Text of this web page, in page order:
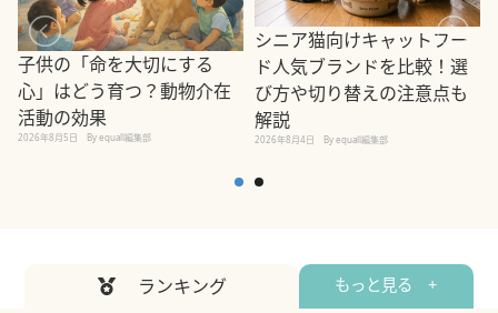
子供の「命を大切にする
心」はどう育つ？動物介在
活動の効果
2026年8月5日 By equall編集部
シニア猫向けキャットフー
ド人気ブランドを比較！選
び方や切り替えの注意点も
解説
2026年8月4日 By equall編集部
ランキング もっと見る +